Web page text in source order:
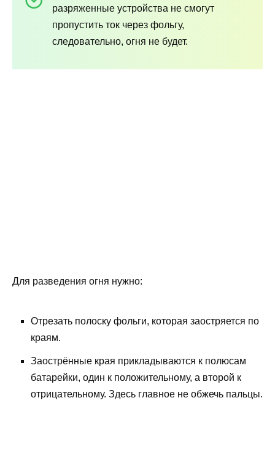
разряженные устройства не смогут
пропустить ток через фольгу,
следовательно, огня не будет.
Для разведения огня нужно:
Отрезать полоску фольги, которая заостряется по
краям.
Заострённые края прикладываются к полюсам
батарейки, один к положительному, а второй к
отрицательному. Здесь главное не обжечь пальцы.